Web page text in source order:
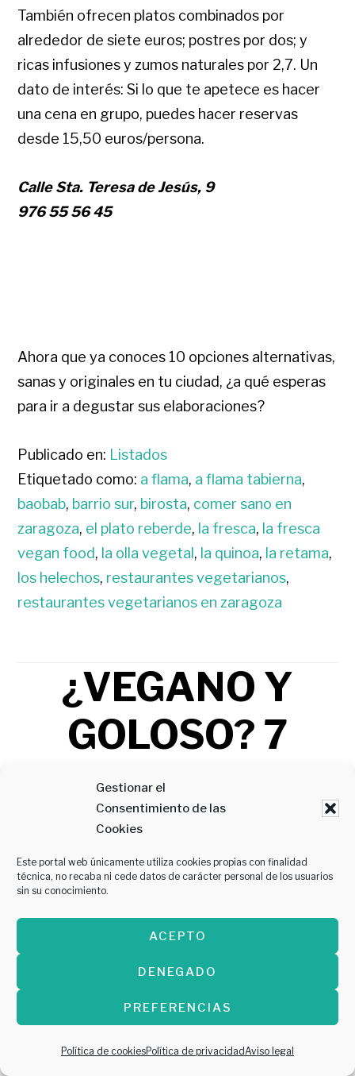
Gestionar el
Consentimiento de las
Cookies
Este portal web únicamente utiliza cookies propias con finalidad
técnica, no recaba ni cede datos de carácter personal de los usuarios
sin su conocimiento.
ACEPTO
DENEGADO
PREFERENCIAS
Política de cookiesPolítica de privacidadAviso legal
También ofrecen platos combinados por
alrededor de siete euros; postres por dos; y
ricas infusiones y zumos naturales por 2,7. Un
dato de interés: Si lo que te apetece es hacer
una cena en grupo, puedes hacer reservas
desde 15,50 euros/persona.
Calle Sta. Teresa de Jesús, 9
976 55 56 45
Ahora que ya conoces 10 opciones alternativas,
sanas y originales en tu ciudad, ¿a qué esperas
para ir a degustar sus elaboraciones?
Publicado en: Listados
Etiquetado como: a flama, a flama tabierna,
baobab, barrio sur, birosta, comer sano en
zaragoza, el plato reberde, la fresca, la fresca
vegan food, la olla vegetal , la quinoa, la retama,
los helechos, restaurantes vegetarianos,
restaurantes vegetarianos en zaragoza
¿VEGANO Y
GOLOSO? 7
ESTABLECIMIE
NTOS DE
ZARAGOZA
DONDE DARTE
UN DULCE
HOMENAJE